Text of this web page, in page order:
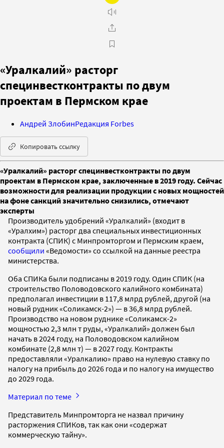
«Уралкалий» расторг
специнвестконтракты по двум
проектам в Пермском крае
Андрей ЗлобинРедакция Forbes
Копировать ссылку
«Уралкалий» расторг специнвестконтракты по двум
проектам в Пермском крае, заключенные в 2019 году. Сейчас
возможности для реализации продукции с новых мощностей
на фоне санкций значительно снизились, отмечают
эксперты
Производитель удобрений «Уралкалий» (входит в
«Уралхим») расторг два специальных инвестиционных
контракта (СПИК) с Минпромторгом и Пермским краем,
сообщили «Ведомости» со ссылкой на данные реестра
министерства.
Оба СПИКа были подписаны в 2019 году. Один СПИК (на
строительство Половодовского калийного комбината)
предполагал инвестиции в 117,8 млрд рублей, другой (на
новый рудник «Соликамск-2») — в 36,8 млрд рублей.
Производство на новом руднике «Соликамск-2»
мощностью 2,3 млн т руды, «Уралкалий» должен был
начать в 2024 году, на Половодовском калийном
комбинате (2,8 млн т) — в 2027 году. Контракты
предоставляли «Уралкалию» право на нулевую ставку по
налогу на прибыль до 2026 года и по налогу на имущество
до 2029 года.
Материал по теме
Представитель Минпромторга не назвал причину
расторжения СПИКов, так как они «содержат
коммерческую тайну».